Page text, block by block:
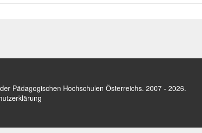
Pädagogischen Hochschulen Österreichs. 2007 - 2026.